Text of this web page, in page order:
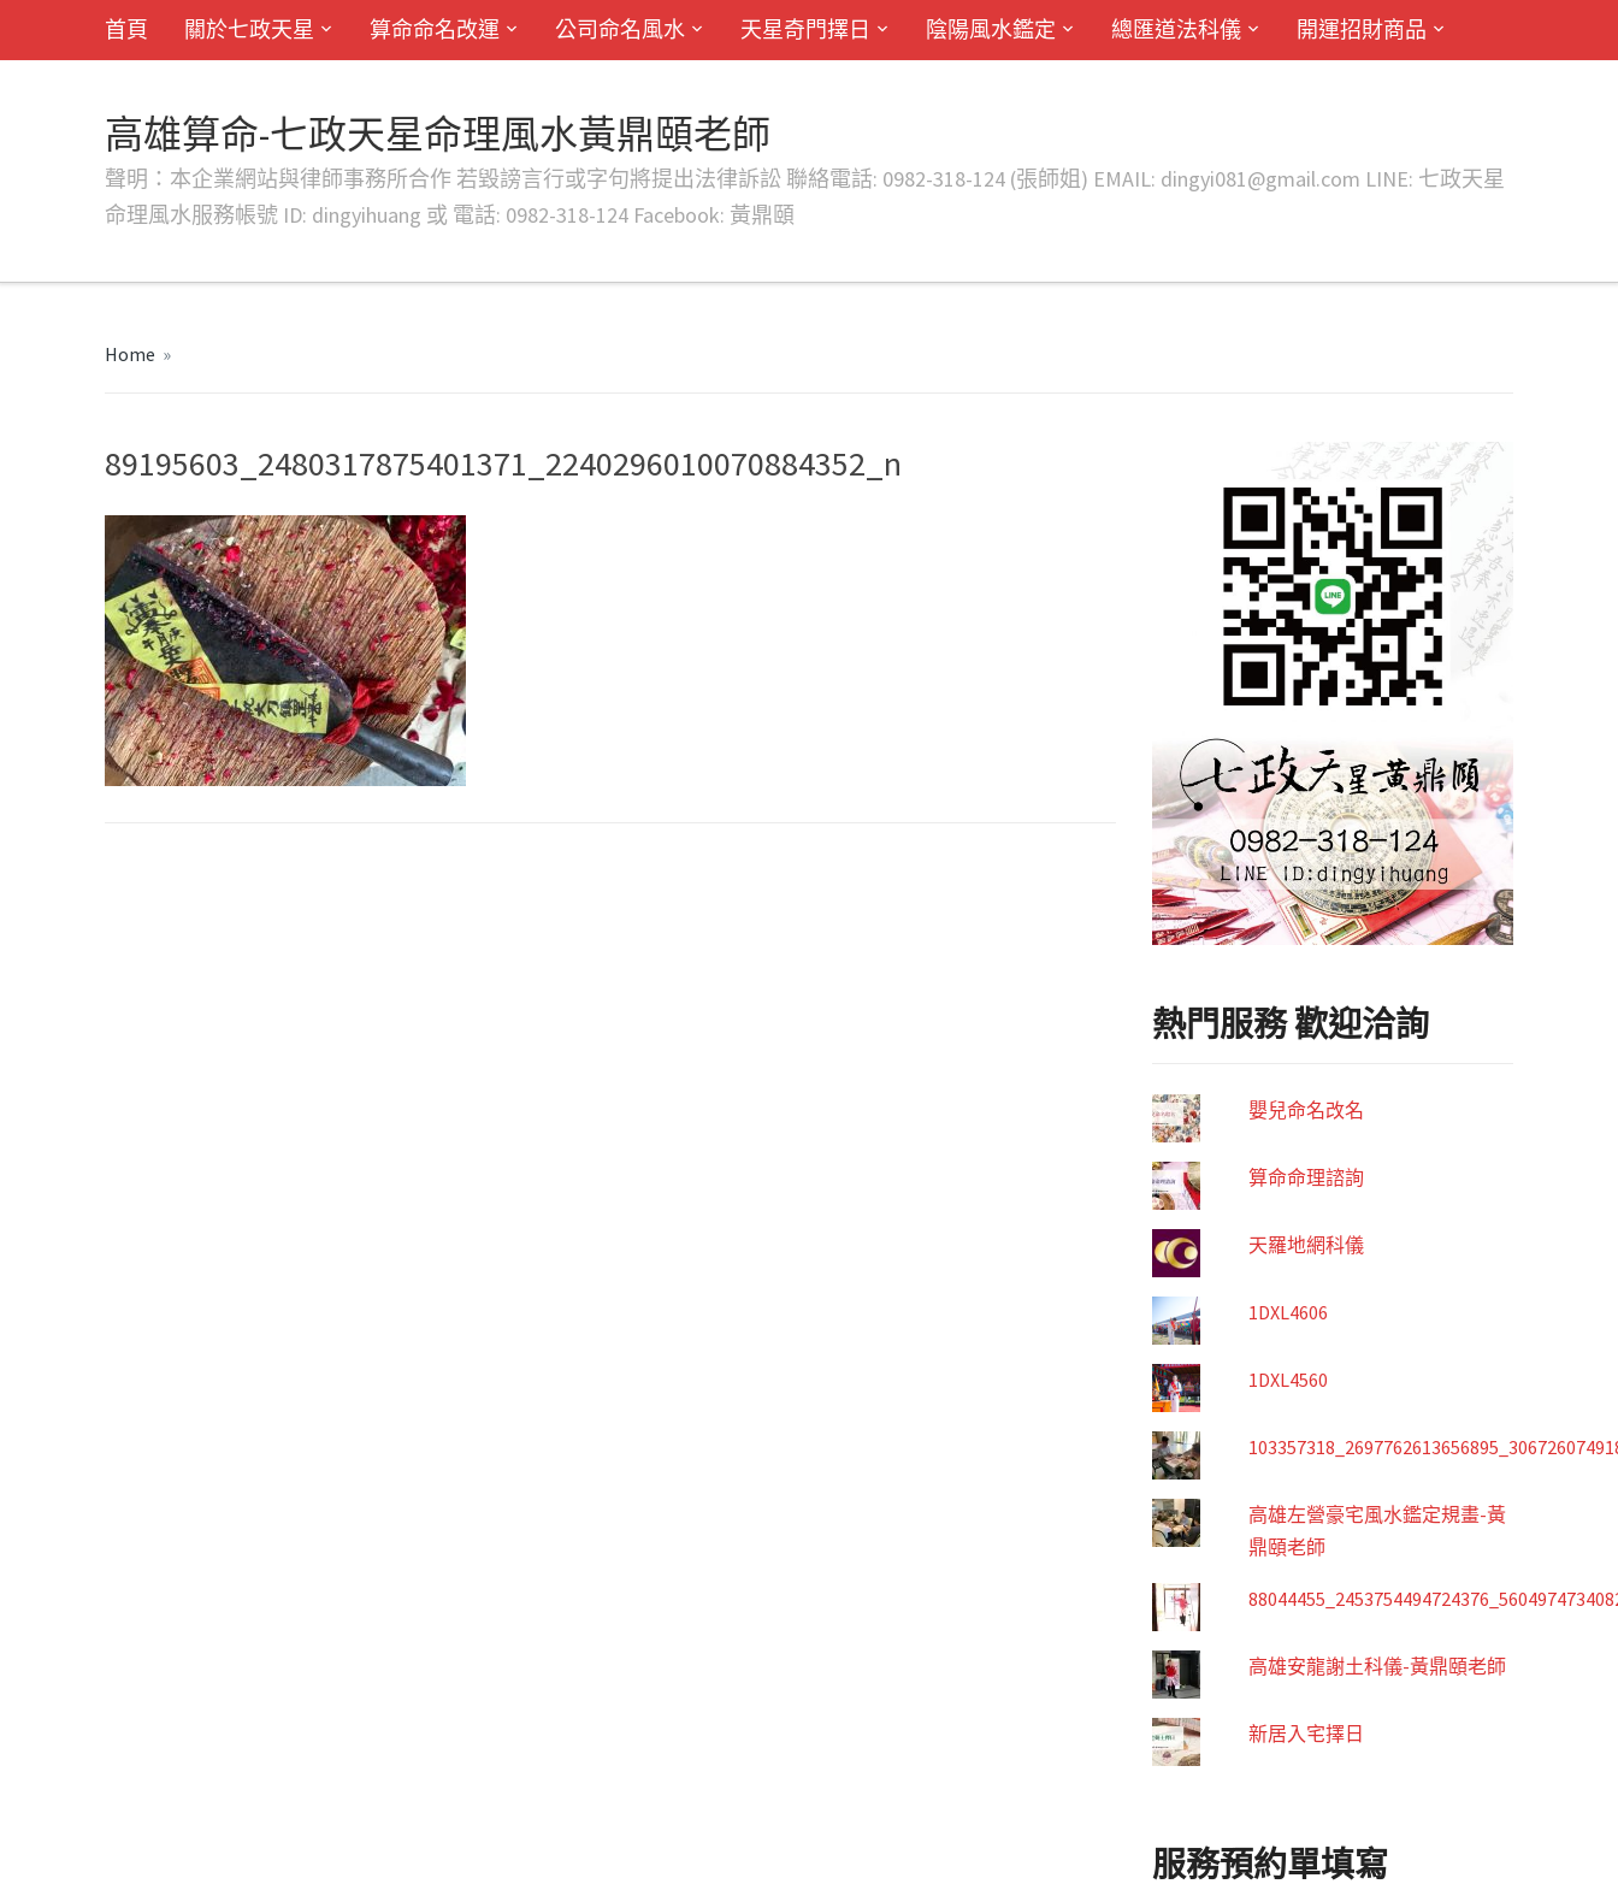
首頁 關於七政天星 算命命名改運 公司命名風水 天星奇門擇日 陰陽風水鑑定 總匯道法科儀 開運招財商品
高雄算命-七政天星命理風水黃鼎頤老師
聲明：本企業網站與律師事務所合作 若毀謗言行或字句將提出法律訴訟 聯絡電話: 0982-318-124 (張師姐) EMAIL: dingyi081@gmail.com LINE: 七政天星
命理風水服務帳號 ID: dingyihuang 或 電話: 0982-318-124 Facebook: 黃鼎頤
Home »
89195603_2480317875401371_2240296010070884352_n
熱門服務 歡迎洽詢
嬰兒命名改名
算命命理諮詢
天羅地網科儀
1DXL4606
1DXL4560
高雄左營豪宅風水鑑定規畫-黃
鼎頤老師
高雄安龍謝土科儀-黃鼎頤老師
新居入宅擇日
服務預約單填寫